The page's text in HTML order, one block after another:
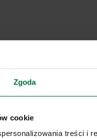
Zgoda
cookie
treści i